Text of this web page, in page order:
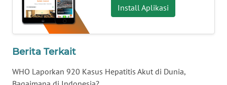
Install Aplikasi
Berita Terkait
WHO Laporkan 920 Kasus Hepatitis Akut di Dunia,
WN
BABEL
WN